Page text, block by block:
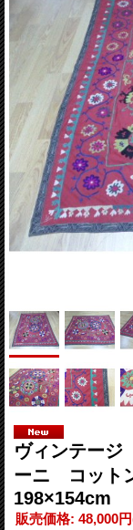
ヴィンテー
ーニ コット
198×154cm
販売価格: 48,000円